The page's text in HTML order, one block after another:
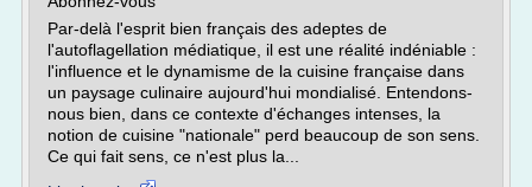
Par-delà l'esprit bien français des adeptes de
l'autoflagellation médiatique, il est une réalité indéniable :
l'influence et le dynamisme de la cuisine française dans
un paysage culinaire aujourd'hui mondialisé. Entendons-
nous bien, dans ce contexte d'échanges intenses, la
notion de cuisine "nationale" perd beaucoup de son sens.
Ce qui fait sens, ce n'est plus la...